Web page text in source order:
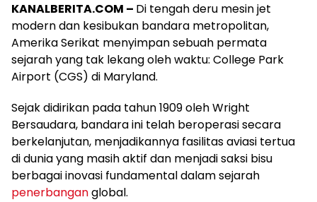
KANALBERITA.COM – Di tengah deru mesin jet
modern dan kesibukan bandara metropolitan,
Amerika Serikat menyimpan sebuah permata
sejarah yang tak lekang oleh waktu: College Park
Airport (CGS) di Maryland.
Sejak didirikan pada tahun 1909 oleh Wright
Bersaudara, bandara ini telah beroperasi secara
berkelanjutan, menjadikannya fasilitas aviasi tertua
di dunia yang masih aktif dan menjadi saksi bisu
berbagai inovasi fundamental dalam sejarah
penerbanganglobal.